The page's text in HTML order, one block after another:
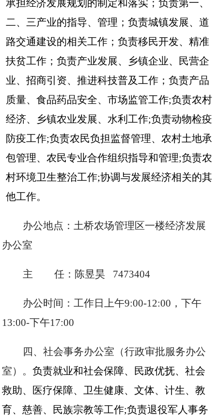
承担经济发展规划的制定和落实；负责第一、
二、三产业的指导、管理；负责城镇发展、道
路交通建设的相关工作；负责移民开发、精准
扶贫工作；负责产业发展、乡镇企业、民营企
业、招商引资、推进科技普及工作；负责产品
质量、食品药品安全、市场监管工作;负责农村
经济、乡镇农业发展、水利工作;负责动物检疫
防疫工作;负责农民负担监督管理、农村土地承
包管理、农民专业合作组织指导和管理;负责农
村环境卫生整治工作;协调与发展经济相关的其
他工作。
办公地点：土桥农场管理区一楼经济发展
办公室
主 任：陈昱昊 7473404
办公时间：工作日上午9:00-12:00，下午
13:00-下午17:00
四、社会事务办公室（行政审批服务办公
室）。负责就业和社会保障、民政优抚、社会
救助、医疗保障、卫生健康、文体、计生、教
育、慈善、民族宗教等工作;负责退役军人事务